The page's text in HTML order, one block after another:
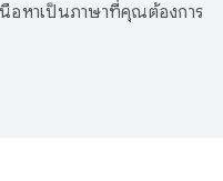
อหาเป็นภาษาที่คุณต้องการ